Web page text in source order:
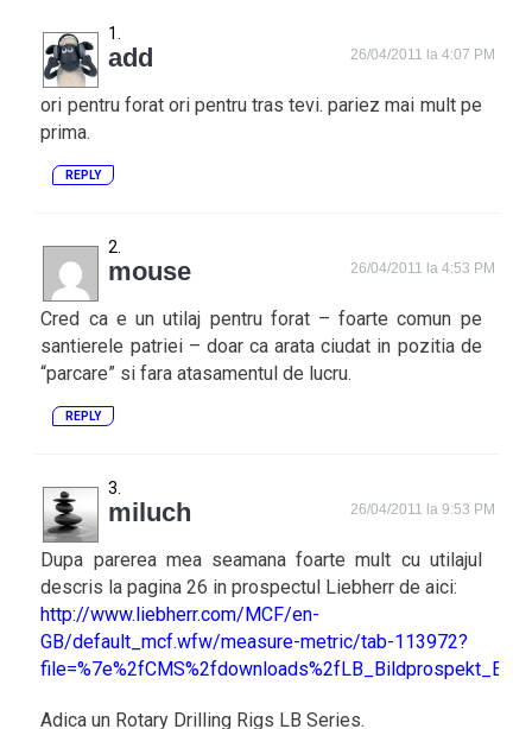
add 26/04/2011 la 4:07 PM
ori pentru forat ori pentru tras tevi. pariez mai mult pe
prima.
REPLY
mouse 26/04/2011 la 4:53 PM
Cred ca e un utilaj pentru forat – foarte comun pe
santierele patriei – doar ca arata ciudat in pozitia de
“parcare” si fara atasamentul de lucru.
REPLY
miluch 26/04/2011 la 9:53 PM
Dupa parerea mea seamana foarte mult cu utilajul
descris la pagina 26 in prospectul Liebherr de aici:
http://www.liebherr.com/MCF/en-
GB/default_mcf.wfw/measure-metric/tab-113972?
Adica un Rotary Drilling Rigs LB Series.